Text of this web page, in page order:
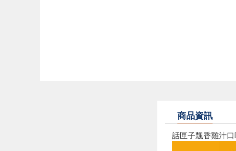
商品資訊
話匣子飄香雞汁